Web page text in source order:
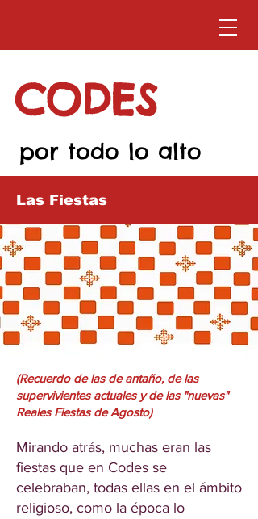
CODES
por todo lo alto
Las Fiestas
(Recuerdo de las de antaño, de las
supervivientes actuales y de las "nuevas"
Reales Fiestas de Agosto)
Mirando atrás, muchas eran las
fiestas que en Codes se
celebraban, todas ellas en el ámbito
religioso, como la época lo